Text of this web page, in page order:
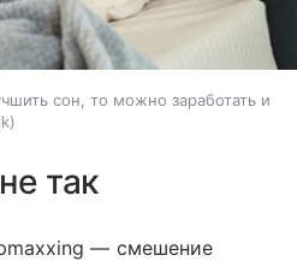
сон, то можно заработать и
так
— смешение